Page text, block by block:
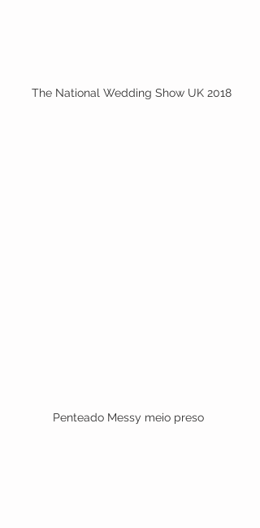
The National Wedding Show UK 2018
Penteado Messy meio preso